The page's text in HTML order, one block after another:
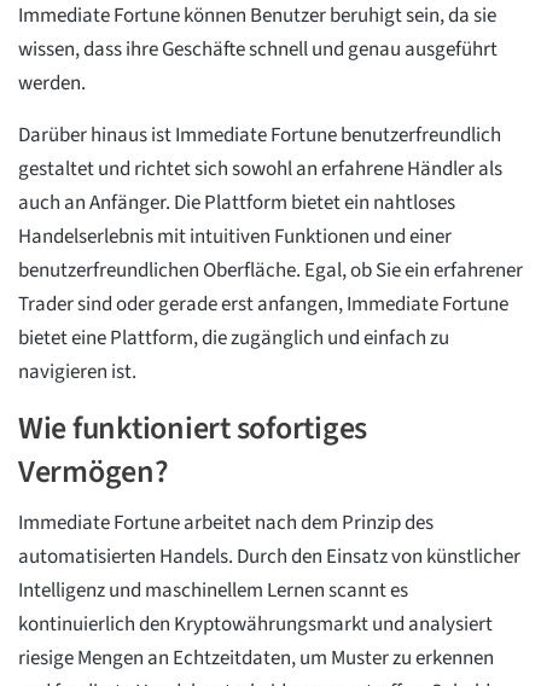
Immediate Fortune können Benutzer beruhigt sein, da sie
wissen, dass ihre Geschäfte schnell und genau ausgeführt
werden.
Darüber hinaus ist Immediate Fortune benutzerfreundlich
gestaltet und richtet sich sowohl an erfahrene Händler als
auch an Anfänger. Die Plattform bietet ein nahtloses
Handelserlebnis mit intuitiven Funktionen und einer
benutzerfreundlichen Oberfläche. Egal, ob Sie ein erfahrener
Trader sind oder gerade erst anfangen, Immediate Fortune
bietet eine Plattform, die zugänglich und einfach zu
navigieren ist.
Wie funktioniert sofortiges
Vermögen?
Immediate Fortune arbeitet nach dem Prinzip des
automatisierten Handels. Durch den Einsatz von künstlicher
Intelligenz und maschinellem Lernen scannt es
kontinuierlich den Kryptowährungsmarkt und analysiert
riesige Mengen an Echtzeitdaten, um Muster zu erkennen